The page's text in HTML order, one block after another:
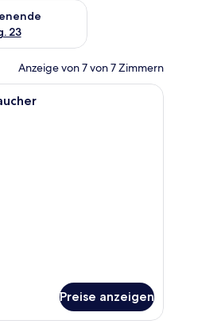
16.
23
für nächstes Wochenende, Aug.
Anzeige von 7 von 7 Zimmern
mit Vorhängen.
Ein Hotelzimmer mit zwei Betten, einem
Preise anzeigen